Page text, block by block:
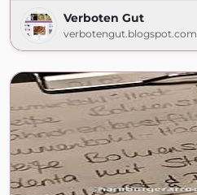
Verboten Gut
verbotengut.blogspot.com